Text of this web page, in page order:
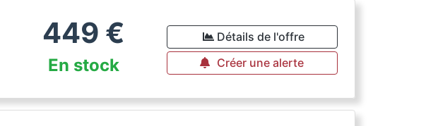
449 €
En stock
Détails de l'offre
Créer une alerte